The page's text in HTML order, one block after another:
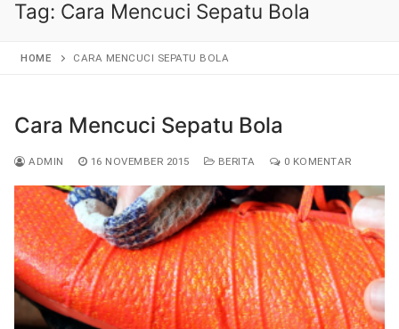
Tag: Cara Mencuci Sepatu Bola
HOME CARA MENCUCI SEPATU BOLA
Cara Mencuci Sepatu Bola
ADMIN 16 NOVEMBER 2015 BERITA 0 KOMENTAR